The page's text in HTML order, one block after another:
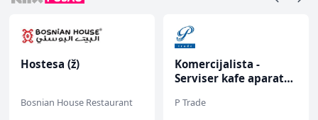
Hostesa (ž)
Bosnian House Restaurant
Komercijalista -
Serviser kafe aparata
P Trade